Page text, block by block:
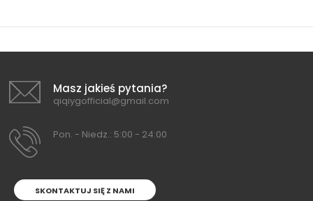
Masz jakieś pytania?
qiqiygofficial@gmail.com
Pon. - Niedz.: 5:00 - 24:00
SKONTAKTUJ SIĘ Z NAMI